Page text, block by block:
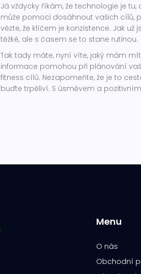
Já vždycky říkám, že technologie je
může pomoci dosáhnout vašich cílů,
vězte, že klíčem je konzistence. Jak
těžké, ale s časem se to stane rutinou.
Tak tady máte, nyní víte, jaký mám
informace pomohou při plánování
fitness cílů. Nezapomeňte, že je to
buďte trpěliví. S úsměvem a
Menu
O nás
Obchodní